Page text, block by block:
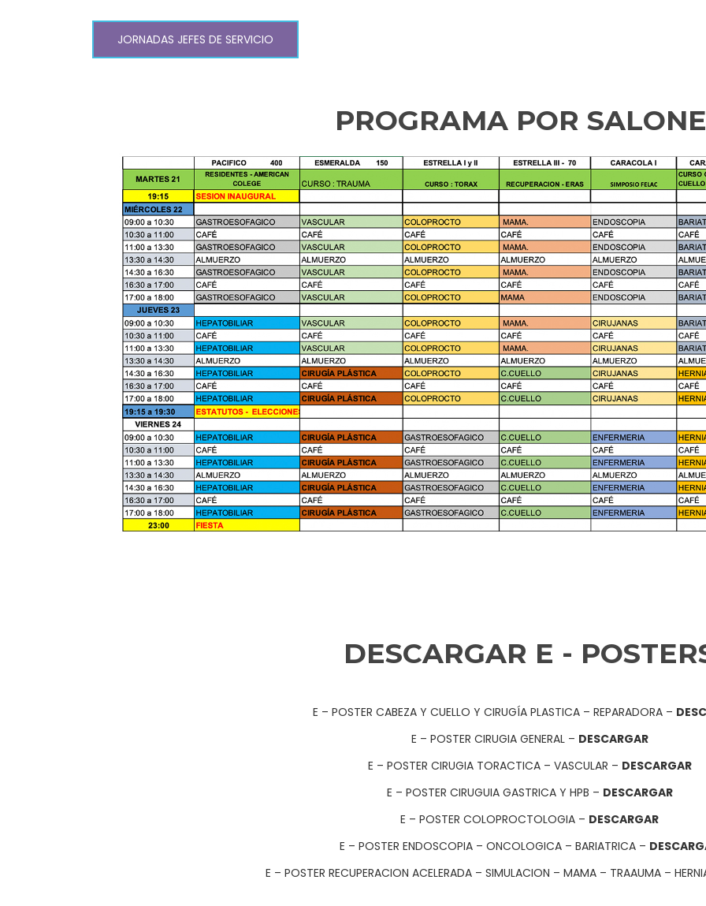
JORNADAS JEFES DE SERVICIO
PROGRAMA POR
DESCARGAR E -
E – POSTER CABEZA Y CUELLO Y CIRUGÍA PLASTICA – REPARADORA –
E – POSTER CIRUGIA GENERAL – DESCARGAR
E – POSTER CIRUGIA TORACTICA – VASCULAR – DESCARGAR
E – POSTER CIRUGUIA GASTRICA Y HPB – DESCARGAR
E – POSTER COLOPROCTOLOGIA – DESCARGAR
E – POSTER ENDOSCOPIA – ONCOLOGICA – BARIATRICA –
E – POSTER RECUPERACION ACELERADA – SIMULACION – MAMA – TRAAUMA –